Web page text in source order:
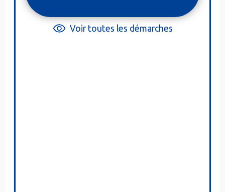
Voir toutes les démarches